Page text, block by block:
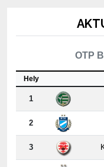
1
2
3
4